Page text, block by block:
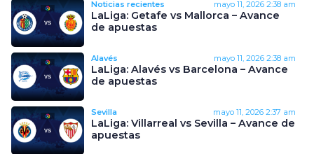
Noticias recientes mayo 11, 2026 2:38 am
LaLiga: Getafe vs Mallorca – Avance
de apuestas
Alavés mayo 11, 2026 2:38 am
LaLiga: Alavés vs Barcelona – Avance
de apuestas
Sevilla mayo 11, 2026 2:37 am
LaLiga: Villarreal vs Sevilla – Avance de
apuestas